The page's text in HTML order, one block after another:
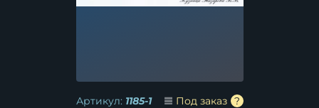
Артикул: 1185-1
Под заказ